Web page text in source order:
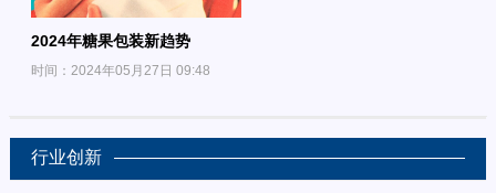
2024年糖果包装新趋势
时间：2024年05月27日 09:48
行业创新